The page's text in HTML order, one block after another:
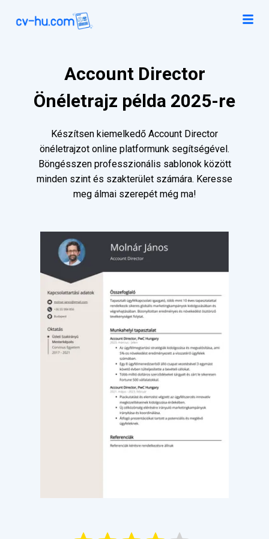
Account Director
Önéletrajz példa 2025-re
Készítsen kiemelkedő Account Director
önéletrajzot online platformunk segítségével.
Böngésszen professzionális sablonok között
minden szint és szakterület számára. Keresse
meg álmai szerepét még ma!